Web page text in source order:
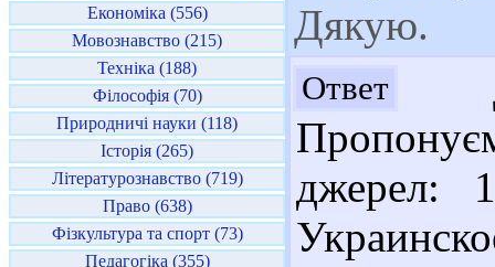
Економіка (556)
Мовознавство (215)
Техніка (188)
Філософія (70)
Природничі науки (118)
Історія (265)
Літературознавство (719)
Право (638)
Фізкультура та спорт (73)
Педагогіка (355)
Дякую.
Ответ
джерел: